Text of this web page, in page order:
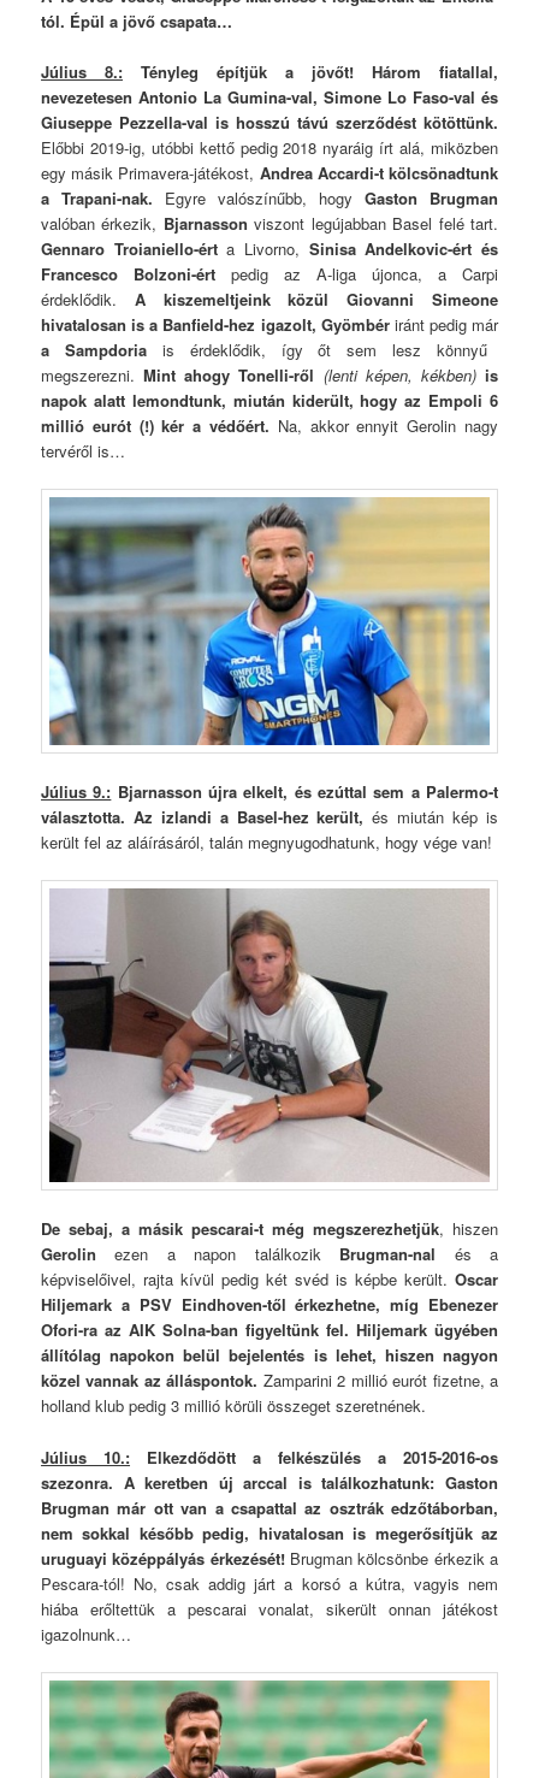
tól. Épül a jövő csapata…
Július 8.: Tényleg építjük a jövőt! Három fiatallal,
nevezetesen Antonio La Gumina-val, Simone Lo Faso-val és
Giuseppe Pezzella-val is hosszú távú szerződést kötöttünk.
Előbbi 2019-ig, utóbbi kettő pedig 2018 nyaráig írt alá, miközben
egy másik Primavera-játékost, Andrea Accardi-t kölcsönadtunk
a Trapani-nak. Egyre valószínűbb, hogy Gaston Brugman
valóban érkezik, Bjarnassonviszont legújabban Basel felé tart.
Gennaro Troianiello-érta Livorno, Sinisa Andelkovic-ért és
Francesco Bolzoni-ért pedig az A-liga újonca, a Carpi
érdeklődik. A kiszemeltjeink közül Giovanni Simeone
hivatalosan is a Banfield-hez igazolt, Gyömbér iránt pedig már
a Sampdoria is érdeklődik, így őt sem lesz könnyű
megszerezni. Mint ahogy Tonelli-ről (lenti képen, kékben)is
napok alatt lemondtunk, miután kiderült, hogy az Empoli 6
millió eurót (!) kér a védőért. Na, akkor ennyit Gerolin nagy
tervéről is…
Július 9.: Bjarnasson újra elkelt, és ezúttal sem a Palermo-t
választotta. Az izlandi a Basel-hez került,és miután kép is
került fel az aláírásáról, talán megnyugodhatunk, hogy vége van!
De sebaj, a másik pescarai-t még megszerezhetjük, hiszen
Gerolin ezen a napon találkozik Brugman-nal és a
képviselőivel, rajta kívül pedig két svéd is képbe került. Oscar
Hiljemark a PSV Eindhoven-től érkezhetne, míg Ebenezer
Ofori-ra az AIK Solna-ban figyeltünk fel. Hiljemark ügyében
állítólag napokon belül bejelentés is lehet, hiszen nagyon
közel vannak az álláspontok. Zamparini 2 millió eurót fizetne, a
holland klub pedig 3 millió körüli összeget szeretnének.
Július 10.: Elkezdődött a felkészülés a 2015-2016-os
szezonra. A keretben új arccal is találkozhatunk: Gaston
Brugman már ott van a csapattal az osztrák edzőtáborban,
nem sokkal később pedig, hivatalosan is megerősítjük az
uruguayi középpályás érkezését! Brugman kölcsönbe érkezik a
Pescara-tól! No, csak addig járt a korsó a kútra, vagyis nem
hiába erőltettük a pescarai vonalat, sikerült onnan játékost
igazolnunk…